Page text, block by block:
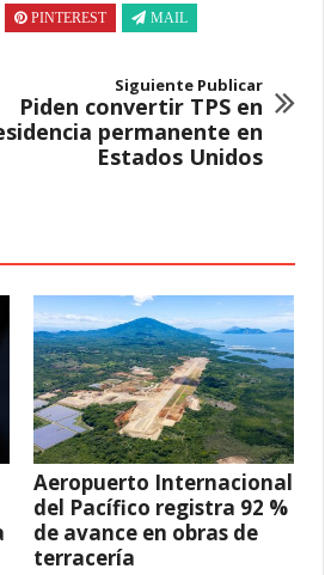
PINTEREST MAIL
Siguiente Publicar
Piden convertir TPS en
permanente en
Estados Unidos
Aeropuerto Internacional
del Pacífico registra 92 %
de avance en obras de
terracería